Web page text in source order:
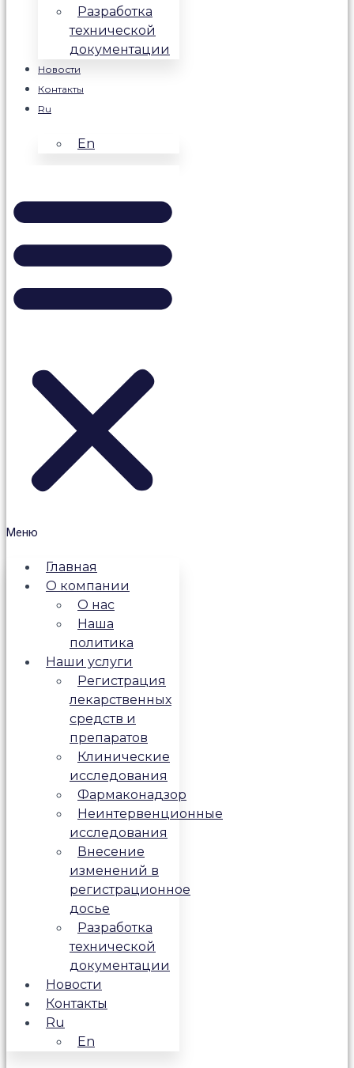
Разработка
технической
документации
Новости
Контакты
Ru
En
Меню
Главная
О компании
О нас
Наша
политика
Наши услуги
Регистрация
лекарственных
средств и
препаратов
Клинические
исследования
Фармаконадзор
Неинтервенционные
исследования
Внесение
изменений в
регистрационное
досье
Разработка
технической
документации
Новости
Контакты
Ru
En